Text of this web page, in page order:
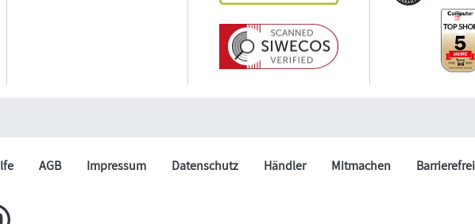
AGB Impressum Datenschutz Händler Mitmachen